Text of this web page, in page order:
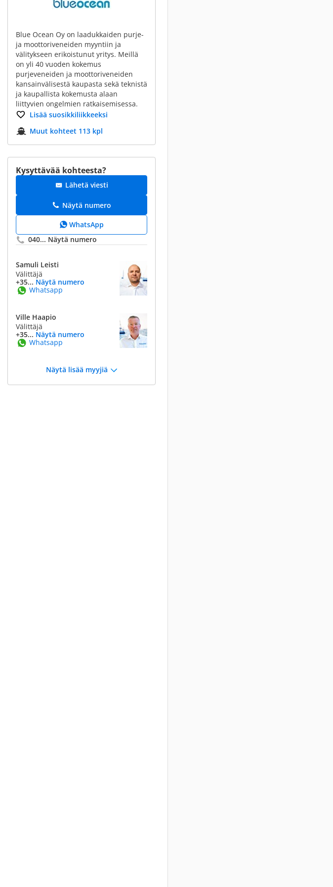
Blue Ocean Oy on laadukkaiden purje-
ja moottoriveneiden myyntiin ja
välitykseen erikoistunut yritys. Meillä
on yli 40 vuoden kokemus
purjeveneiden ja moottoriveneiden
kansainvälisestä kaupasta sekä teknistä
ja kaupallista kokemusta alaan
liittyvien ongelmien ratkaisemisessa.
Lisää suosikkiliikkeeksi
Muut kohteet 113 kpl
Kysyttävää kohteesta?
Lähetä viesti
Näytä numero
WhatsApp
040... Näytä numero
Samuli Leisti
Välittäjä
+35... Näytä numero
Whatsapp
Ville Haapio
Välittäjä
+35... Näytä numero
Whatsapp
Näytä lisää myyjiä